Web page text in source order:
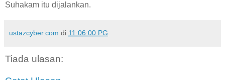
Suhakam itu dijalankan.
ustazcyber.com di 11:06:00 PG
Tiada ulasan: